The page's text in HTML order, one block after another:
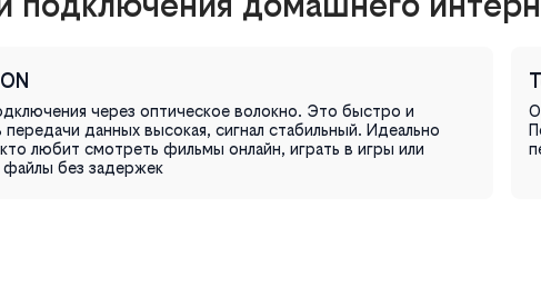
через оптическое волокно. Это быстро и
данных высокая, сигнал стабильный. Идеально
любит смотреть фильмы онлайн, играть в игры или
файлы без задержек